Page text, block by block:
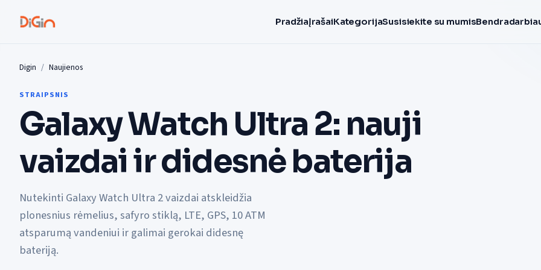
PradžiaĮrašaiKategorijaSusisiekite su mumis
Digin Naujienos
STRAIPSNIS
Galaxy Watch Ultra 2: nauji
vaizdai ir didesnė baterija
Nutekinti Galaxy Watch Ultra 2 vaizdai atskleidžia
plonesnius rėmelius, safyro stiklą, LTE, GPS, 10 ATM
atsparumą vandeniui ir galimai gerokai didesnę
bateriją.